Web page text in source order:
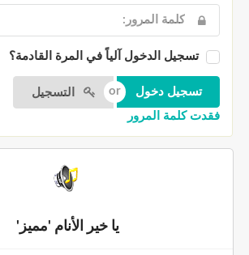
تسجيل الدخول آلياً في المرة القادمة؟
التسجيل
فقدت كلمة المرور
يا خير الأنام 'مميز'